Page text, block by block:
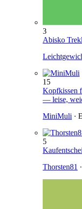
3
Abisko
15
Kopfkissen
— leise,
MiniMuli ·
5
Thorsten81